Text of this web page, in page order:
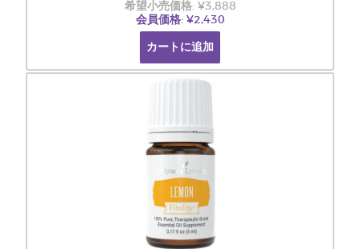
希望小売価格: ¥3,888
会員価格: ¥2,430
カートに追加